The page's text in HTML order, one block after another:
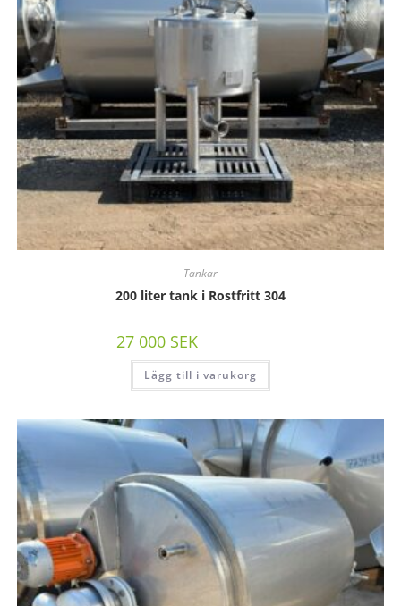
Tankar
200 liter tank i Rostfritt 304
27 000 SEK
Lägg till i varukorg